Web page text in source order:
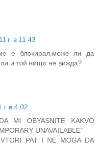
г. в 11:43
е блокирал,може ли да
и той нищо не вижда?
г. в 4:02
MI OBYASNITE KAKVO
UNAVAILABLE"
PAT I NE MOGA DA